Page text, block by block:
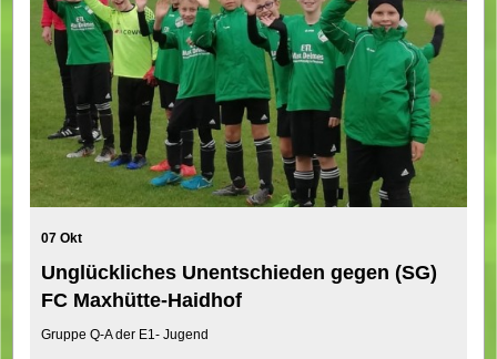
07 Okt
Unglückliches Unentschieden gegen (SG)
FC Maxhütte-Haidhof
Gruppe Q-A der E1- Jugend